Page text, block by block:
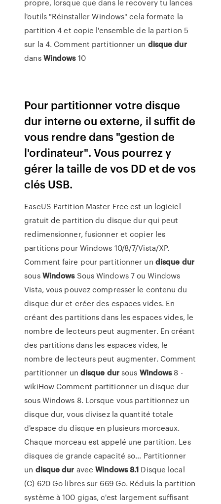
propre, lorsque que dans le recovery tu lances
l'outils "Réinstaller Windows" cela formate la
partition 4 et copie l'ensemble de la partion 5
sur la 4. Comment partitionner un disque dur
dansWindows10
Pour partitionner votre disque
dur interne ou externe, il suffit de
vous rendre dans "gestion de
l'ordinateur". Vous pourrez y
gérer la taille de vos DD et de vos
clés USB.
EaseUS Partition Master Free est un logiciel
gratuit de partition du disque dur qui peut
redimensionner, fusionner et copier les
partitions pour Windows 10/8/7/Vista/XP.
Comment faire pour partitionner un disque dur
sousWindowsSous Windows 7 ou Windows
Vista, vous pouvez compresser le contenu du
disque dur et créer des espaces vides. En
créant des partitions dans les espaces vides, le
nombre de lecteurs peut augmenter. En créant
des partitions dans les espaces vides, le
nombre de lecteurs peut augmenter. Comment
partitionner un disque dursous Windows8 -
wikiHow Comment partitionner un disque dur
sous Windows 8. Lorsque vous partitionnez un
disque dur, vous divisez la quantité totale
d'espace du disque en plusieurs morceaux.
Chaque morceau est appelé une partition. Les
disques de grande capacité so... Partitionner
un disque dur avecWindows8.1 Disque local
(C) 620 Go libres sur 669 Go. Réduis la partition
système à 100 gigas, c'est largement suffisant